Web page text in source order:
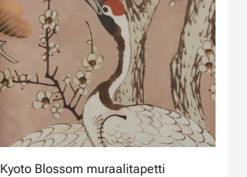
Kyoto Blossom muraalitapetti